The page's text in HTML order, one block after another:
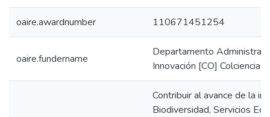
oaire.awardnumber 110671451254
oaire.fundername
Departamento
Innovación [CO] Colciencias
Contribuir al avance de la
Biodiversidad, Servicios